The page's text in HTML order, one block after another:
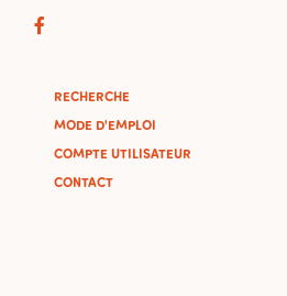
RECHERCHE
MODE D'EMPLOI
COMPTE UTILISATEUR
CONTACT